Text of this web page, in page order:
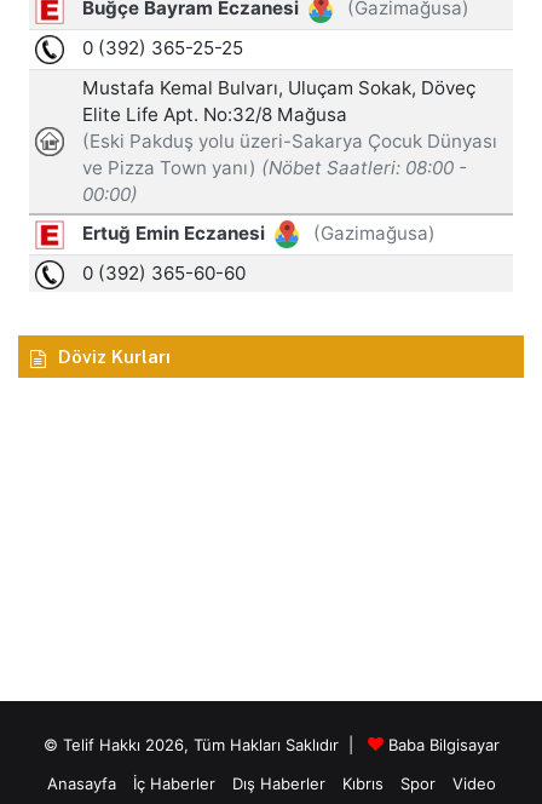
Döviz Kurları
© Telif Hakkı 2026, Tüm Hakları Saklıdır |
Baba Bilgisayar
Anasayfa
İç Haberler Dış Haberler Kıbrıs Spor Video